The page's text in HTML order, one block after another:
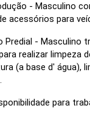
- Masculino
acessórios para
Predial - Masculino
realizar limpeza
(a base d' água),
para